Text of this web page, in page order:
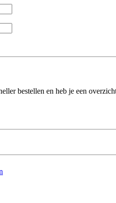
bestellen en heb je een